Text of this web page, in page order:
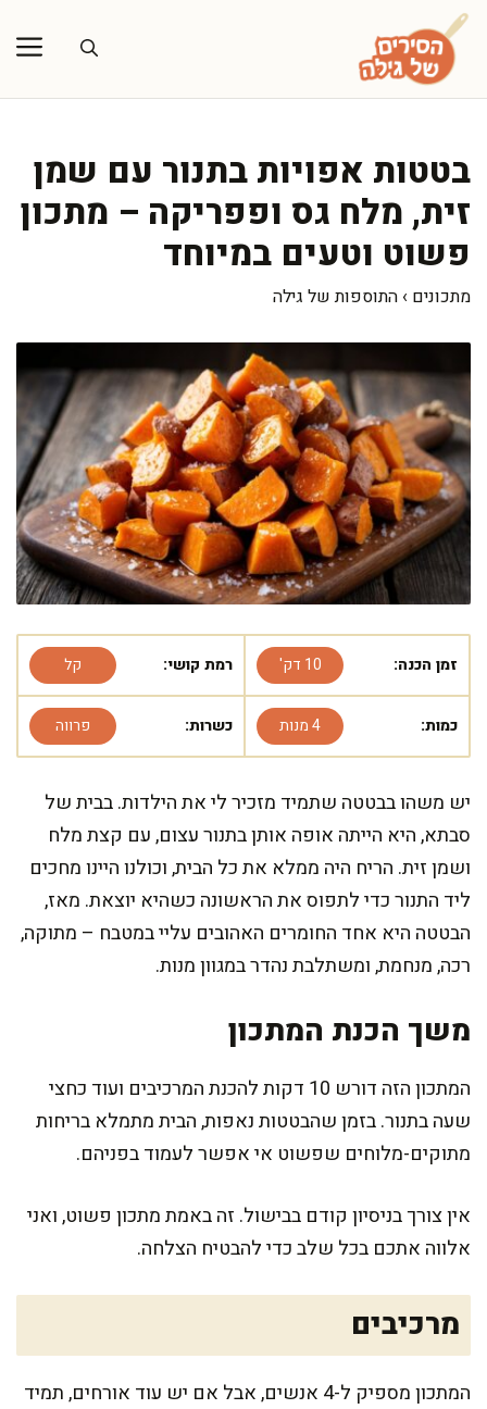
לדלג
לתוכן
בטטות אפויות בתנור עם שמן
זית, מלח גס ופפריקה – מתכון
פשוט וטעים במיוחד
מתכונים › התוספות של גילה
זמן הכנה: 10 דק' רמת קושי: קל
כמות: 4 מנות כשרות: פרווה
יש משהו בבטטה שתמיד מזכיר לי את הילדות. בבית של
סבתא, היא הייתה אופה אותן בתנור עצום, עם קצת מלח
ושמן זית. הריח היה ממלא את כל הבית, וכולנו היינו מחכים
ליד התנור כדי לתפוס את הראשונה כשהיא יוצאת. מאז,
הבטטה היא אחד החומרים האהובים עליי במטבח – מתוקה,
רכה, מנחמת, ומשתלבת נהדר במגוון מנות.
משך הכנת המתכון
המתכון הזה דורש 10 דקות להכנת המרכיבים ועוד כחצי
שעה בתנור. בזמן שהבטטות נאפות, הבית מתמלא בריחות
מתוקים-מלוחים שפשוט אי אפשר לעמוד בפניהם.
אין צורך בניסיון קודם בבישול. זה באמת מתכון פשוט, ואני
אלווה אתכם בכל שלב כדי להבטיח הצלחה.
מרכיבים
המתכון מספיק ל-4 אנשים, אבל אם יש עוד אורחים, תמיד